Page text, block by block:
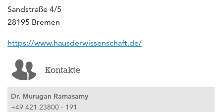
Sandstraße 4/5
28195 Bremen
https://www.hausderwissenschaft.de/
Kontakte
Dr. Murugan Ramasamy
+49 421 23800 - 191